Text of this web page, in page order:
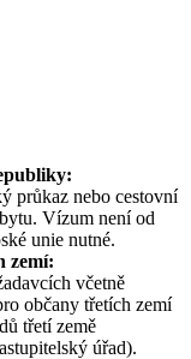
průkaz nebo cestovní
Vízum není od
unie nutné.
zemí:
včetně
občany třetích zemí
třetí země
úřad).